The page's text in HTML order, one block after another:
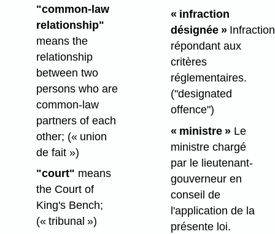
"common-law
relationship"
means the
relationship
between two
persons who are
common-law
partners of each
other; (« union
de fait »)
"court" means
the Court of
King's Bench;
(« tribunal »)
« infraction
désignée »Infraction
répondant aux
critères
réglementaires.
("designated
offence")
« ministre » Le
ministre chargé
par le lieutenant-
gouverneur en
conseil de
l'application de la
présente loi.